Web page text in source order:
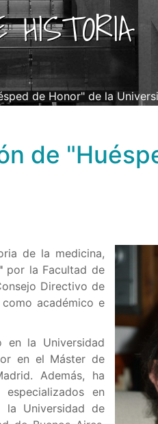
de Honor" de la
de
de la medicina,
por la Facultad de
Directivo de
académico e
en la Universidad
en el Máster de
Además, ha
en
la Universidad de